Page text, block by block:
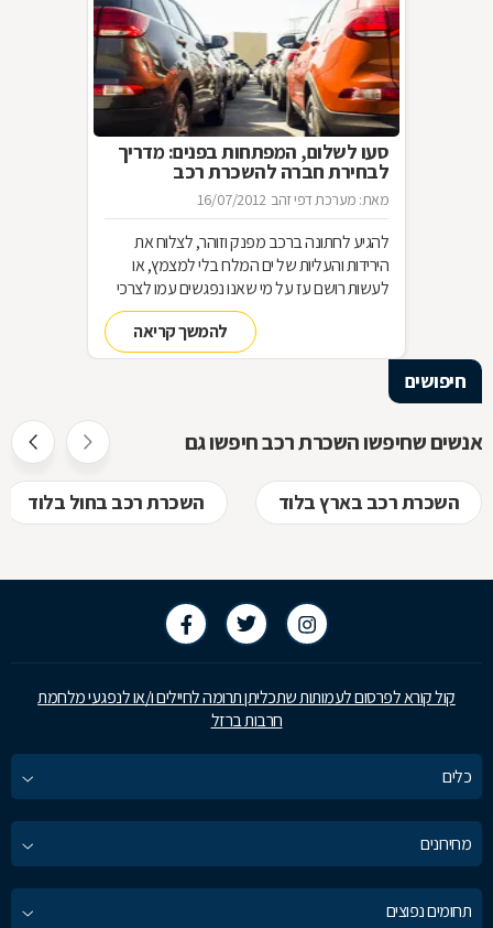
סעו לשלום, המפתחות בפנים: מדריך
לבחירת חברה להשכרת רכב
מאת: מערכת דפי זהב 16/07/2012
להגיע לחתונה ברכב מפנק וזוהר, לצלוח את
הירידות והעליות של ים המלח בלי למצמץ, או
לעשות רושם עז על מי שאנו נפגשים עמו לצרכי
עבודה. מתי בכלל מומלץ להשכיר רכב, מה
ההבדל בין השכרת רכב לליסינג, ומה צריך לבדוק
כשאנחנו חושבים להשכיר רכב בחו"ל? מורה
להמשך קריאה
חיפושים
אנשים שחיפשו השכרת רכב חיפשו גם
השכרת רכב בארץ בלוד השכרת רכב בחול בלוד
קול קורא לפרסום לעמותות שתכליתן תרומה לחיילים ו/או לנפגעי מלחמת
חרבות ברזל
כלים
מחירונים
תחומים נפוצים